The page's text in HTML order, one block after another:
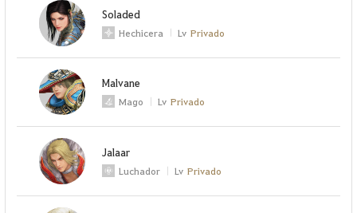
Soladed
Hechicera Lv Privado
Malvane
Mago Lv Privado
Jalaar
Luchador Lv Privado